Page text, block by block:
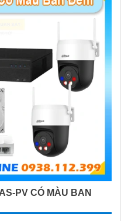
thành công!
PV CÓ MÀU BAN